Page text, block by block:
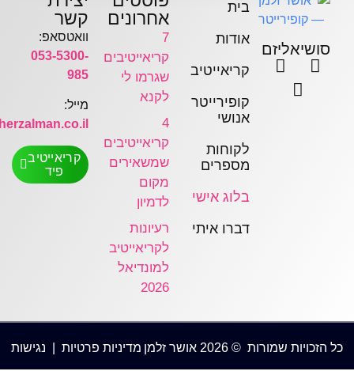
בית
אודות
קריאייטיב
קופירייטר
בלוג אישי
דברו איתי
אחרונים
7
קריאייטיבים
שגרמו לי
לקנא
4
קריאייטיבים
שמשאירים
לדמיון
רעיונות
לקריאייטיב
קשר
053-5300-
985
hey@osherzalman.co.il
קריאייטיב
פיד
© 2026 אושר זלמן מדיניות פרטיות|נגישות